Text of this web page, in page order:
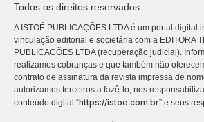
Todos os direitos reservados.
A ISTOÉ PUBLICAÇÕES LTDA é um portal digital
vinculação editorial e societária com a EDITORA
PUBLICACÕES LTDA (recuperação judicial).
realizamos cobranças e que também não
contrato de assinatura da revista impressa de
autorizamos terceiros a fazê-lo, nos
conteúdo digital “https://istoe.com.br” e seus